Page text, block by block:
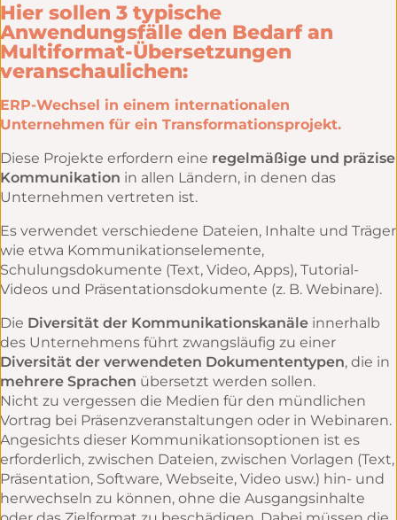
Hier sollen 3 typische
Anwendungsfälle den Bedarf an
Multiformat-Übersetzungen
veranschaulichen:
ERP-Wechsel in einem internationalen
Unternehmen für ein Transformationsprojekt.
Diese Projekte erfordern eine regelmäßige und präzise
Kommunikation in allen Ländern, in denen das
Unternehmen vertreten ist.
Es verwendet verschiedene Dateien, Inhalte und Träger
wie etwa Kommunikationselemente,
Schulungsdokumente (Text, Video, Apps), Tutorial-
Videos und Präsentationsdokumente (z. B. Webinare).
Die Diversität der Kommunikationskanäle innerhalb
des Unternehmens führt zwangsläufig zu einer
Diversität der verwendeten Dokumententypen, die in
mehrere Sprachen übersetzt werden sollen.
Nicht zu vergessen die Medien für den mündlichen
Vortrag bei Präsenzveranstaltungen oder in Webinaren.
Angesichts dieser Kommunikationsoptionen ist es
erforderlich, zwischen Dateien, zwischen Vorlagen (Text,
Präsentation, Software, Webseite, Video usw.) hin- und
herwechseln zu können, ohne die Ausgangsinhalte